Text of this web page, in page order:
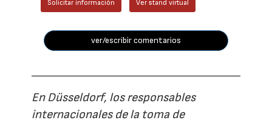
Solicitar información Ver stand virtual
ver/escribir comentarios
En Düsseldorf, los responsables
internacionales de la toma de